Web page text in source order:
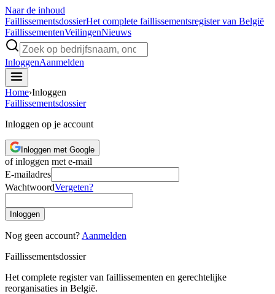
Naar de inhoud
FaillissementsdossierHet complete faillissementsregister van België
FaillissementenVeilingenNieuws
InloggenAanmelden
Home›Inloggen
Faillissementsdossier
Inloggen op je account
Inloggen met Google
of inloggen met e-mail
E-mailadres
WachtwoordVergeten?
Inloggen
Nog geen account? Aanmelden
Faillissementsdossier
Het complete register van faillissementen en gerechtelijke
reorganisaties in België.